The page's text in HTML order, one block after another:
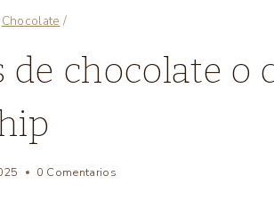
Chocolate /
CHOCOLATE
|
AMERICANA
|
|
chocolate o
enero 20, 2017
0 Comentarios